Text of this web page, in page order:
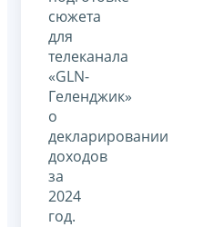
сюжета
для
телеканала
«GLN-
Геленджик»
о
декларировании
доходов
за
2024
год.